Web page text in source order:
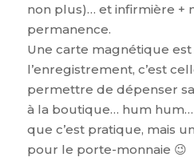
non plus)… et infirmière +
permanence.
Une carte magnétique est
l’enregistrement, c’est
permettre de dépenser
à la boutique… hum
que c’est pratique, mais
pour le porte-monnaie 😉